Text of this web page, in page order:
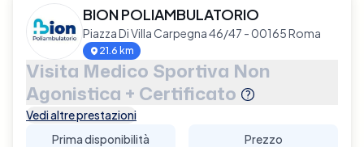
BION POLIAMBULATORIO
Piazza Di Villa Carpegna 46/47 - 00165 Roma
21.6 km
Visita Medico Sportiva Non
Agonistica + Certificato
Vedi altre prestazioni
Prima disponibilità
Prezzo